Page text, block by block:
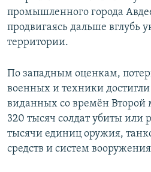
промышленного города
продвигаясь дальше вглубь
территории.
По западным оценкам,
военных и техники
виданных со времён Второй
320 тысяч солдат убиты
тысячи единиц оружия,
средств и систем